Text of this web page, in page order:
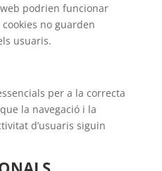
podrien funcionar
no guarden
usuaris.
per a la correcta
la navegació i la
d’usuaris siguin